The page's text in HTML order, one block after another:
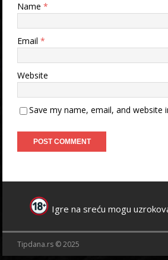
Name *
Email *
Website
Save my name, email, and
Igre na sreću mogu
Tipdana.rs © 2025